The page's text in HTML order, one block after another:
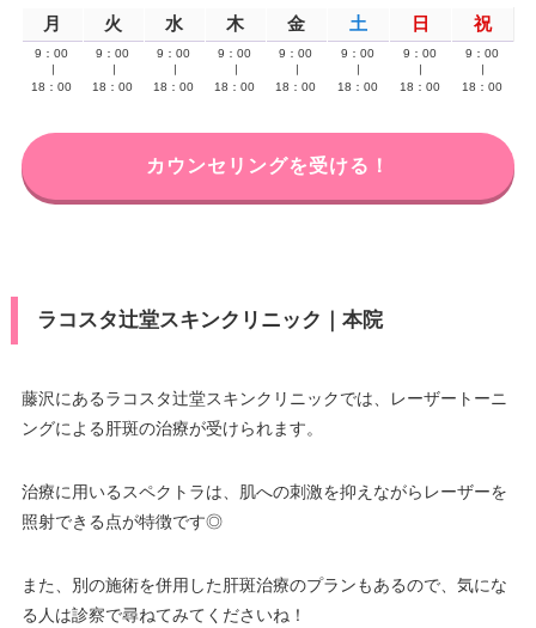
月 火 水 木 金 土 日 祝
9：00
18：00
9：00
18：00
9：00
18：00
9：00
18：00
9：00
18：00
9：00
18：00
9：00
18：00
9：00
18：00
カウンセリングを受ける！
ラコスタ辻堂スキンクリニック｜本院
藤沢にあるラコスタ辻堂スキンクリニックでは、レーザートーニ
ングによる肝斑の治療が受けられます。
治療に用いるスペクトラは、肌への刺激を抑えながらレーザーを
照射できる点が特徴です◎
また、別の施術を併用した肝斑治療のプランもあるので、気にな
る人は診察で尋ねてみてくださいね！